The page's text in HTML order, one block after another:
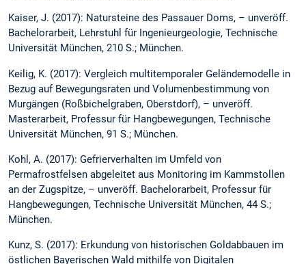
Kaiser, J. (2017): Natursteine des Passauer Doms, – unveröff.
Bachelorarbeit, Lehrstuhl für Ingenieurgeologie, Technische
Universität München, 210 S.; München.
Keilig, K. (2017): Vergleich multitemporaler Geländemodelle in
Bezug auf Bewegungsraten und Volumenbestimmung von
Murgängen (Roßbichelgraben, Oberstdorf), – unveröff.
Masterarbeit, Professur für Hangbewegungen, Technische
Universität München, 91 S.; München.
Kohl, A. (2017): Gefrierverhalten im Umfeld von
Permafrostfelsen abgeleitet aus Monitoring im Kammstollen
an der Zugspitze, – unveröff. Bachelorarbeit, Professur für
Hangbewegungen, Technische Universität München, 44 S.;
München.
Kunz, S. (2017): Erkundung von historischen Goldabbauen im
östlichen Bayerischen Wald mithilfe von Digitalen